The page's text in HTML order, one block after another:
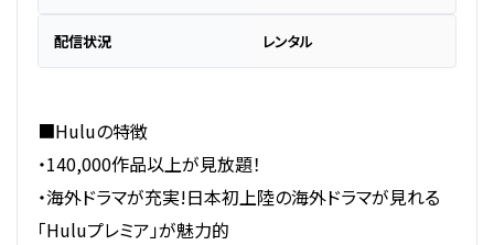
配信状況 レンタル
■Huluの特徴
・140,000作品以上が見放題！
・海外ドラマが充実!日本初上陸の海外ドラマが見れる
「Huluプレミア」が魅力的